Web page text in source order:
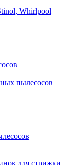
Whirlpool
пылесосов
для стрижки,